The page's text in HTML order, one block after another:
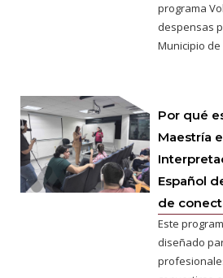
programa
despensas
Municipio de
Por qué
Maestría
Español
de
Este
diseñado